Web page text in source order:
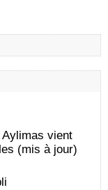
vient
(mis à jour)